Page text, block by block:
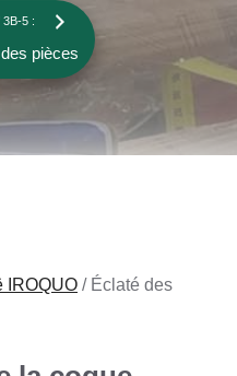
3B-5 :
pièces
IROQUO / Éclaté des